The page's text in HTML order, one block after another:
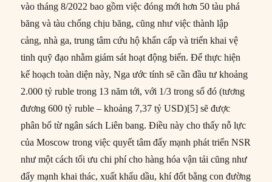
vào tháng 8/2022 bao gồm việc đóng mới hơn 50 tàu phá
băng và tàu chống chịu băng, cũng như việc thành lập
cảng, nhà ga, trung tâm cứu hộ khẩn cấp và triển khai vệ
tinh quỹ đạo nhằm giám sát hoạt động biển. Để thực hiện
kế hoạch toàn diện này, Nga ước tính sẽ cần đầu tư khoảng
2.000 tỷ ruble trong 13 năm tới, với 1/3 trong số đó (tương
đương 600 tỷ ruble – khoảng 7,37 tỷ USD)[5] sẽ được
phân bổ từ ngân sách Liên bang. Điều này cho thấy nỗ lực
của Moscow trong việc quyết tâm đẩy mạnh phát triển NSR
như một cách tối ưu chi phí cho hàng hóa vận tải cũng như
đẩy mạnh khai thác, xuất khẩu dầu, khí đốt bằng con đường